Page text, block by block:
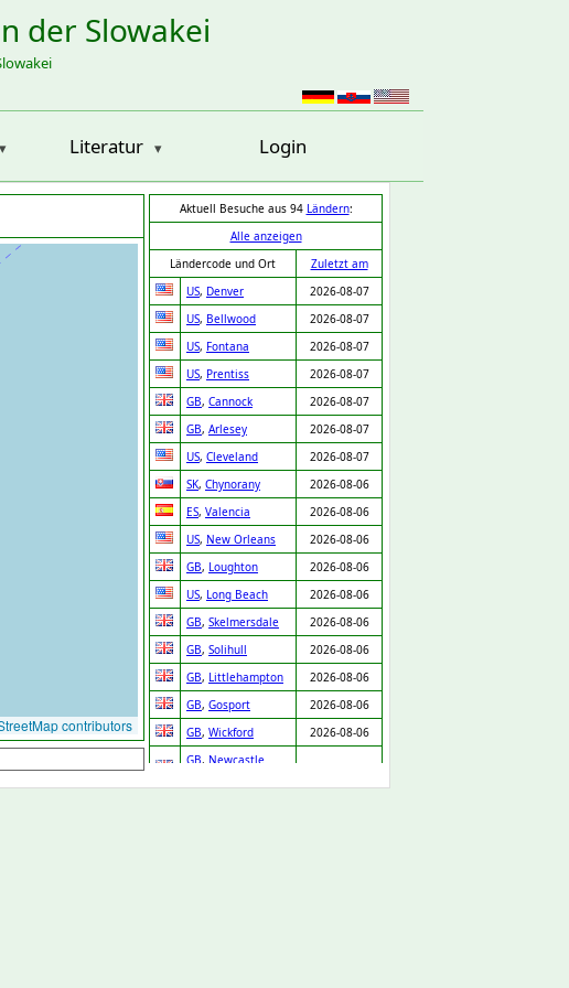
der Slowakei
Literatur Login
contributors
Aktuell Besuche aus 94 Ländern:
Alle anzeigen
Ländercode und Ort
Zuletzt am
US, Denver
2026-08-07
US, Bellwood
2026-08-07
US, Fontana
2026-08-07
US, Prentiss
2026-08-07
GB, Cannock
2026-08-07
GB, Arlesey
2026-08-07
US, Cleveland
2026-08-07
SK, Chynorany
2026-08-06
ES, Valencia
2026-08-06
US, New Orleans
2026-08-06
GB, Loughton
2026-08-06
US, Long Beach
2026-08-06
GB, Skelmersdale
2026-08-06
GB, Solihull
2026-08-06
GB, Littlehampton
2026-08-06
GB, Gosport
2026-08-06
GB, Wickford
2026-08-06
GB, Newcastle